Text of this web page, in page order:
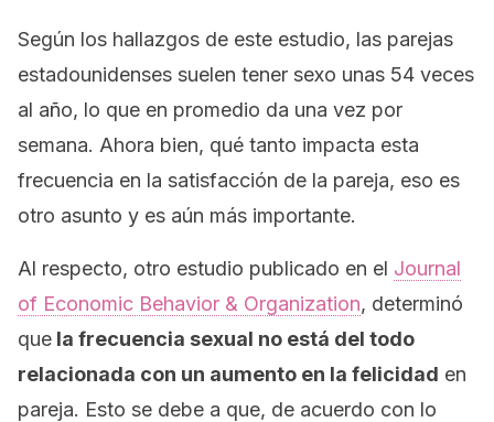
Según los hallazgos de este estudio, las parejas
estadounidenses suelen tener sexo unas 54 veces
al año, lo que en promedio da una vez por
semana. Ahora bien, qué tanto impacta esta
frecuencia en la satisfacción de la pareja, eso es
otro asunto y es aún más importante.
Al respecto, otro estudio publicado en el Journal
of Economic Behavior & Organization, determinó
que la frecuencia sexual no está del todo
relacionada con un aumento en la felicidad en
pareja. Esto se debe a que, de acuerdo con lo